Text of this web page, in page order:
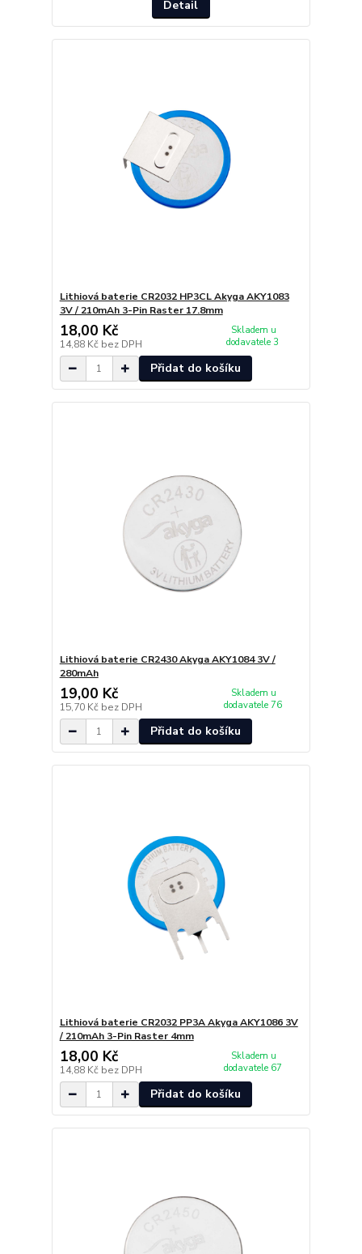
Detail
Lithiová baterie CR2032 HP3CL Akyga AKY1083
3V / 210mAh 3-Pin Raster 17.8mm
18,00 Kč
14,88 Kč bez DPH
Skladem u
dodavatele 3
Přidat do košíku
Lithiová baterie CR2430 Akyga AKY1084 3V /
280mAh
19,00 Kč
15,70 Kč bez DPH
Skladem u
dodavatele 76
Přidat do košíku
Lithiová baterie CR2032 PP3A Akyga AKY1086 3V
/ 210mAh 3-Pin Raster 4mm
18,00 Kč
14,88 Kč bez DPH
Skladem u
dodavatele 67
Přidat do košíku